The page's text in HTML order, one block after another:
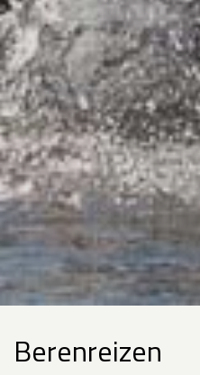
Berenreizen